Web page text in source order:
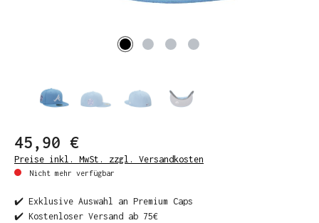
45,90 €
Preise inkl. MwSt. zzgl. Versandkosten
Nicht mehr verfügbar
✔️ Exklusive Auswahl an Premium Caps
✔️ Kostenloser Versand ab 75€